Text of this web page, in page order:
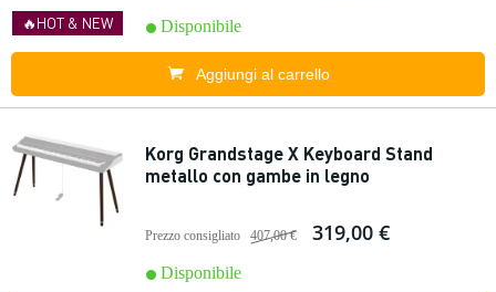
🔥HOT & NEW Disponibile
Aggiungi al carrello
Korg Grandstage X Keyboard Stand
metallo con gambe in legno
Prezzo consigliato 407,00 € 319,00 €
Disponibile